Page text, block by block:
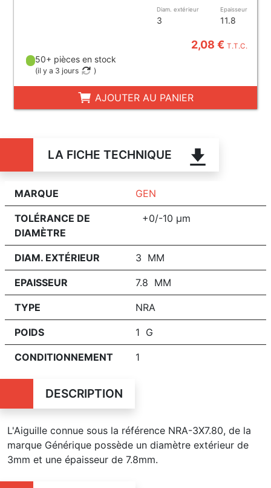
Diam. extérieur
3
Epaisseur
11.8
2,08 €T.T.C.
50+ pièces en stock
(il y a 3 jours )
AJOUTER AU PANIER
LA FICHE TECHNIQUE
MARQUE GEN
TOLÉRANCE DE
DIAMÈTRE
+0/-10 μm
DIAM. EXTÉRIEUR 3 MM
EPAISSEUR 7.8 MM
TYPE NRA
POIDS 1 G
CONDITIONNEMENT 1
DESCRIPTION
L'Aiguille connue sous la référence NRA-3X7.80, de la
marque Générique possède un diamètre extérieur de
3mm et une épaisseur de 7.8mm.